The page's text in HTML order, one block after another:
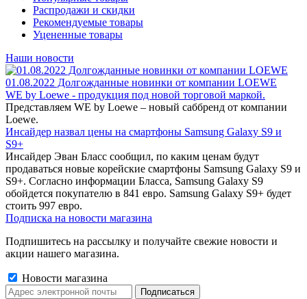
Распродажи и скидки
Рекомендуемые товары
Уцененные товары
Наши новости
01.08.2022 Долгожданные новинки от компании LOEWE
WE by Loewe - продукция под новой торговой маркой.
Представляем WE by Loewe – новый саббренд от компании
Loewe.
Инсайдер назвал цены на смартфоны Samsung Galaxy S9 и
S9+
Инсайдер Эван Бласс сообщил, по каким ценам будут
продаваться новые корейские смартфоны Samsung Galaxy S9 и
S9+. Согласно информации Бласса, Samsung Galaxy S9
обойдется покупателю в 841 евро. Samsung Galaxy S9+ будет
стоить 997 евро.
Подписка на новости магазина
Подпишитесь на рассылку и получайте свежие новости и
акции нашего магазина.
Новости магазина